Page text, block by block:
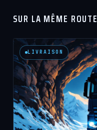
SUR LA MÊME ROUTE
LIVRAISON